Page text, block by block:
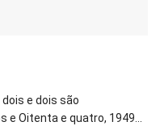
e dois são
e Oitenta e quatro, 1949...